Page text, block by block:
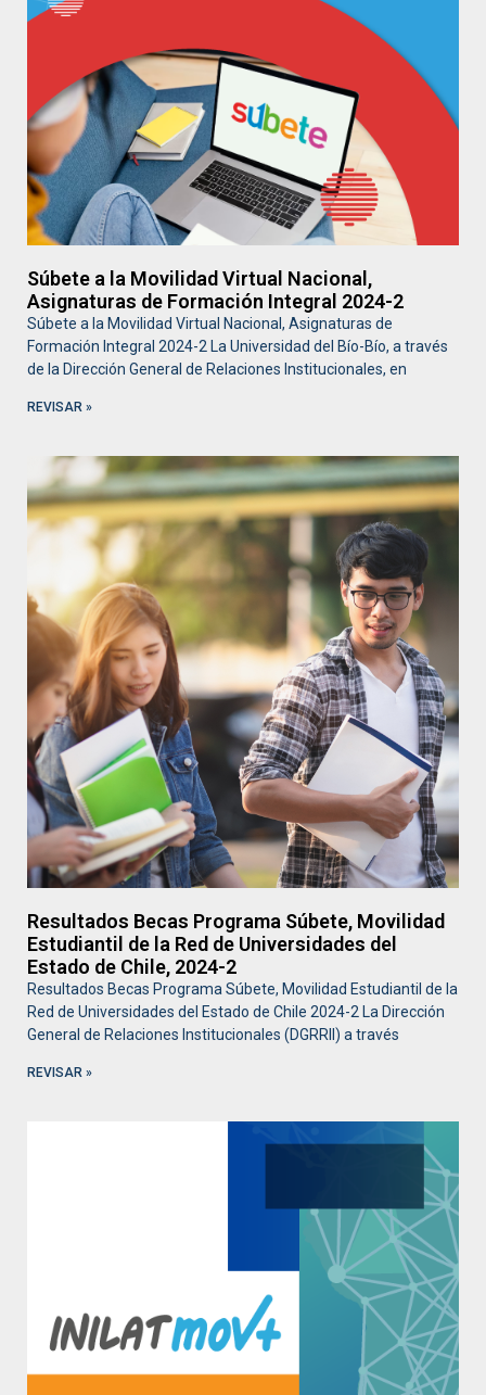
Súbete a la Movilidad Virtual Nacional,
Asignaturas de Formación Integral 2024-2
Súbete a la Movilidad Virtual Nacional, Asignaturas de
Formación Integral 2024-2 La Universidad del Bío-Bío, a través
de la Dirección General de Relaciones Institucionales, en
REVISAR »
Resultados Becas Programa Súbete, Movilidad
Estudiantil de la Red de Universidades del
Estado de Chile, 2024-2
Resultados Becas Programa Súbete, Movilidad Estudiantil de la
Red de Universidades del Estado de Chile 2024-2 La Dirección
General de Relaciones Institucionales (DGRRII) a través
REVISAR »